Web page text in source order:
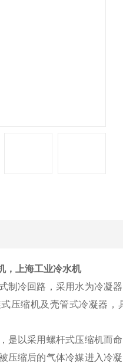
，上海工业冷水机
制冷回路，采用水为冷
压缩机及壳管式冷凝器
是以采用螺杆式压缩机而
压缩后的气体冷媒进入冷